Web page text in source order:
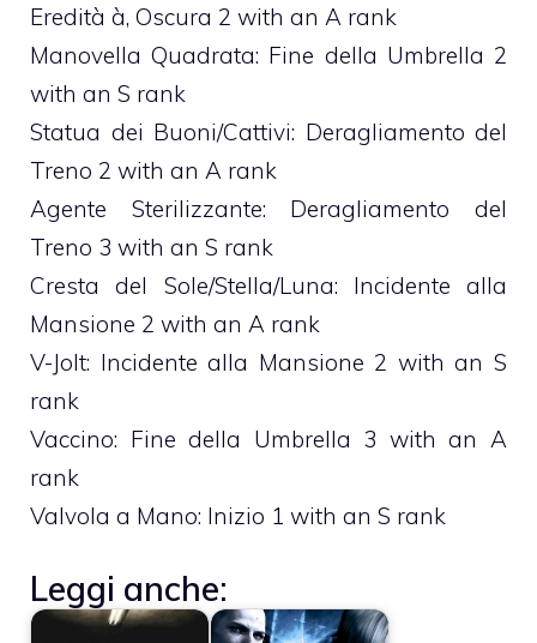
Eredità à‚ Oscura 2 with an A rank
Manovella Quadrata: Fine della Umbrella 2
with an S rank
Statua dei Buoni/Cattivi: Deragliamento del
Treno 2 with an A rank
Agente Sterilizzante: Deragliamento del
Treno 3 with an S rank
Cresta del Sole/Stella/Luna: Incidente alla
Mansione 2 with an A rank
V-Jolt: Incidente alla Mansione 2 with an S
rank
Vaccino: Fine della Umbrella 3 with an A
rank
Valvola a Mano: Inizio 1 with an S rank
Leggi anche: